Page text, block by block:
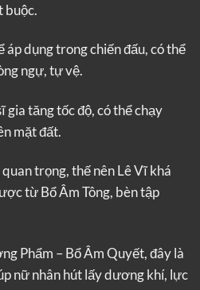
buộc.
áp dụng trong chiến đấu, có thể
ngự, tự vệ.
gia tăng tốc độ, có thể chạy
mặt đất.
trọng, thế nên Lê Vĩ khá
từ Bổ Âm Tông, bèn tập
Phẩm – Bổ Âm Quyết, đây là
nữ nhân hút lấy dương khí, lực